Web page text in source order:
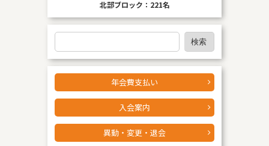
北部ブロック：221名
検
索
検索
年会費支払い
入会案内
異動・変更・退会